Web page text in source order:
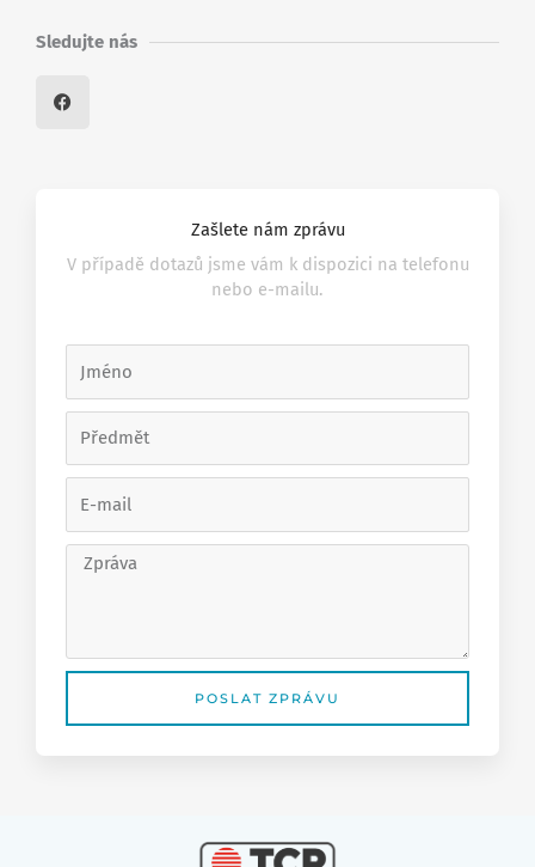
Sledujte nás
a
c
Zašlete nám zprávu
V případě dotazů jsme vám k dispozici na telefonu
nebo e-mailu.
mail
Zpráva
POSLAT ZPRÁVU